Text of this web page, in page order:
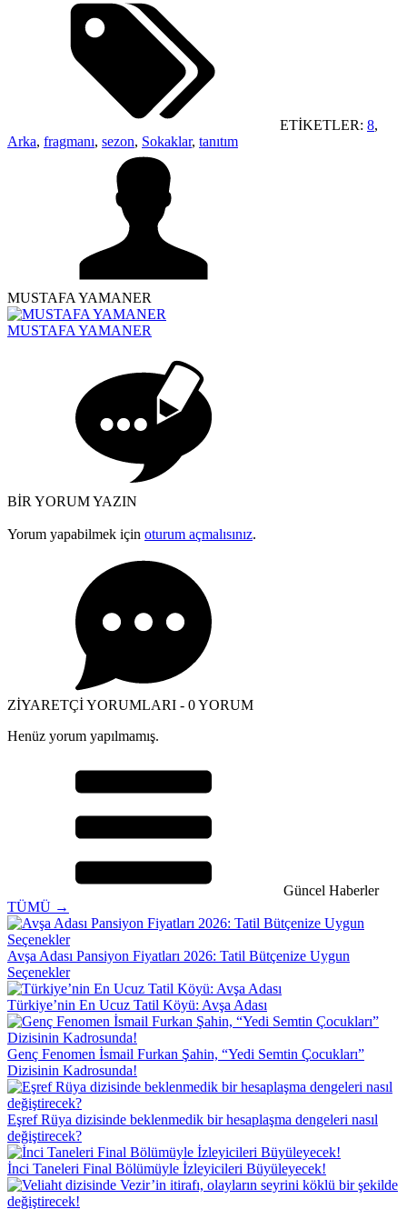
ETİKETLER: 8,
Arka, fragmanı, sezon, Sokaklar, tanıtım
MUSTAFA YAMANER
MUSTAFA YAMANER
BİR YORUM YAZIN
Yorum yapabilmek için oturum açmalısınız.
ZİYARETÇİ YORUMLARI - 0 YORUM
Henüz yorum yapılmamış.
Güncel Haberler
TÜMÜ →
Avşa Adası Pansiyon Fiyatları 2026: Tatil Bütçenize Uygun
Seçenekler
Türkiye’nin En Ucuz Tatil Köyü: Avşa Adası
Genç Fenomen İsmail Furkan Şahin, “Yedi Semtin Çocukları”
Dizisinin Kadrosunda!
Eşref Rüya dizisinde beklenmedik bir hesaplaşma dengeleri nasıl
değiştirecek?
İnci Taneleri Final Bölümüyle İzleyicileri Büyüleyecek!